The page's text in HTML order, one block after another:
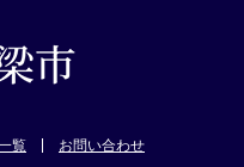
覧 お問い合わせ